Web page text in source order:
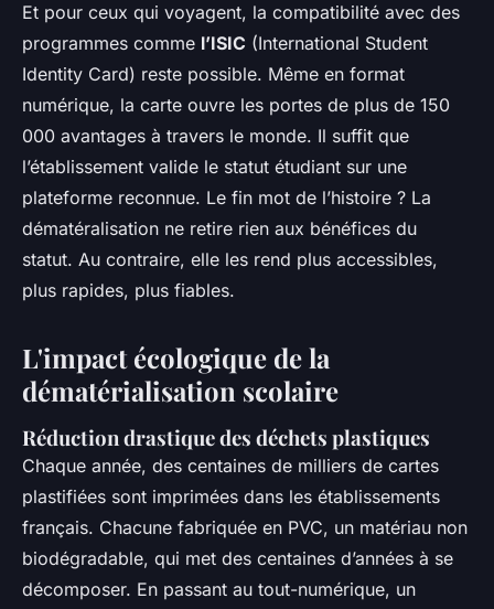
Et pour ceux qui voyagent, la compatibilité avec des
programmes comme l’ISIC (International Student
Identity Card) reste possible. Même en format
numérique, la carte ouvre les portes de plus de 150
000 avantages à travers le monde. Il suffit que
l’établissement valide le statut étudiant sur une
plateforme reconnue. Le fin mot de l’histoire ? La
dématéralisation ne retire rien aux bénéfices du
statut. Au contraire, elle les rend plus accessibles,
plus rapides, plus fiables.
L'impact écologique de la
dématérialisation scolaire
Réduction drastique des déchets plastiques
Chaque année, des centaines de milliers de cartes
plastifiées sont imprimées dans les établissements
français. Chacune fabriquée en PVC, un matériau non
biodégradable, qui met des centaines d’années à se
décomposer. En passant au tout-numérique, un